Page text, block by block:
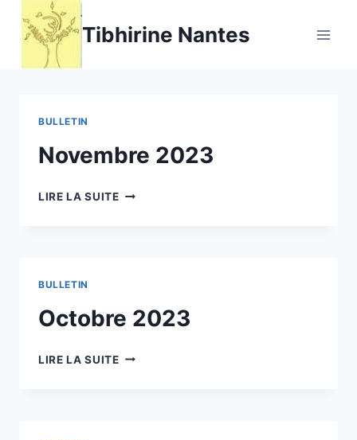
contenu
Tibhirine Nantes
BULLETIN
Novembre 2023
LIRE LA SUITENOVEMBRE
BULLETIN
Octobre 2023
LIRE LA SUITEOCTOBRE